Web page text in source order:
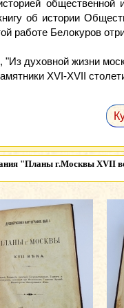
об истории
работе Белокуров
духовной жизни
XVI-XVII
"Планы г.Москвы XVII